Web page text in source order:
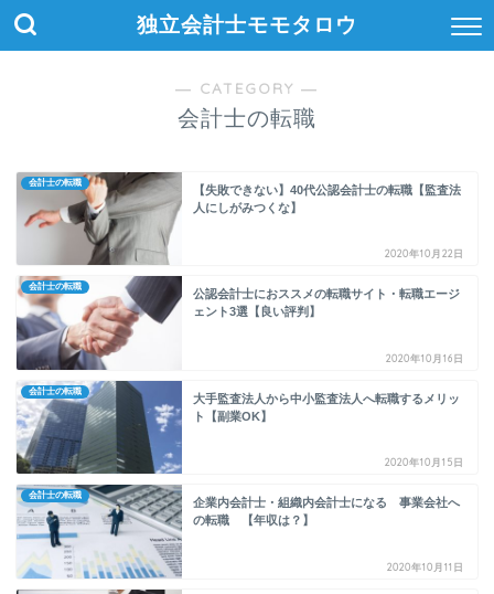
独立会計士モモタロウ
― CATEGORY ―
会計士の転職
会計士の転職
【失敗できない】40代公認会計士の転職【監査法
人にしがみつくな】
2020年10月22日
会計士の転職
公認会計士におススメの転職サイト・転職エージ
ェント3選【良い評判】
2020年10月16日
会計士の転職
大手監査法人から中小監査法人へ転職するメリッ
ト【副業OK】
2020年10月15日
会計士の転職
企業内会計士・組織内会計士になる 事業会社へ
の転職 【年収は？】
2020年10月11日